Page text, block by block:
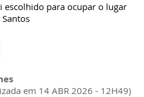
para ocupar o lugar
em 14 ABR 2026 - 12H49)